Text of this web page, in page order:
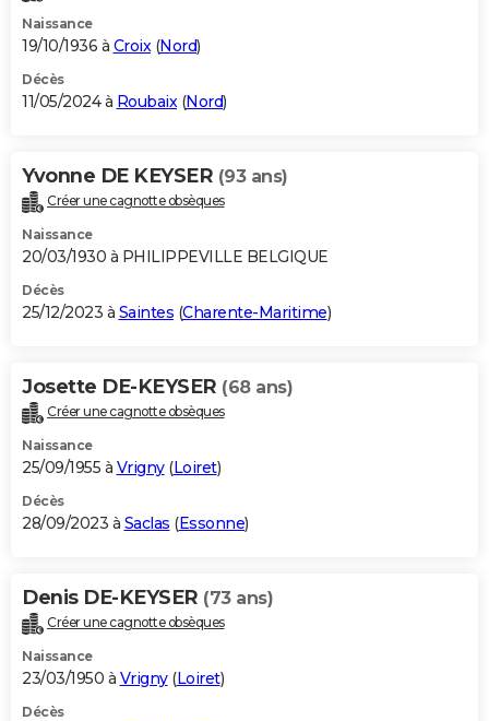
Naissance
19/10/1936 à Croix(Nord)
Décès
11/05/2024 à Roubaix(Nord)
Yvonne DE KEYSER (93 ans)
Créer une cagnotte obsèques
Naissance
20/03/1930 à PHILIPPEVILLE BELGIQUE
Décès
25/12/2023 à Saintes (Charente-Maritime)
Josette DE-KEYSER (68 ans)
Créer une cagnotte obsèques
Naissance
25/09/1955 à Vrigny(Loiret)
Décès
28/09/2023 à Saclas (Essonne)
Denis DE-KEYSER (73 ans)
Créer une cagnotte obsèques
Naissance
23/03/1950 à Vrigny(Loiret)
Décès